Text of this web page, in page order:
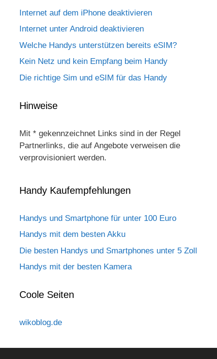
Internet auf dem iPhone deaktivieren
Internet unter Android deaktivieren
Welche Handys unterstützen bereits eSIM?
Kein Netz und kein Empfang beim Handy
Die richtige Sim und eSIM für das Handy
Hinweise
Mit * gekennzeichnet Links sind in der Regel
Partnerlinks, die auf Angebote verweisen die
verprovisioniert werden.
Handy Kaufempfehlungen
Handys und Smartphone für unter 100 Euro
Handys mit dem besten Akku
Die besten Handys und Smartphones unter 5 Zoll
Handys mit der besten Kamera
Coole Seiten
wikoblog.de